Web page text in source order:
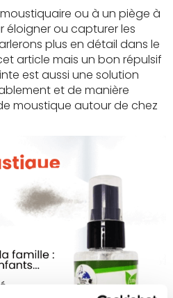
ou à un piège à
éloigner ou capturer les
plus en détail dans le
article mais un bon répulsif
est aussi une solution
et de manière
moustique autour de chez